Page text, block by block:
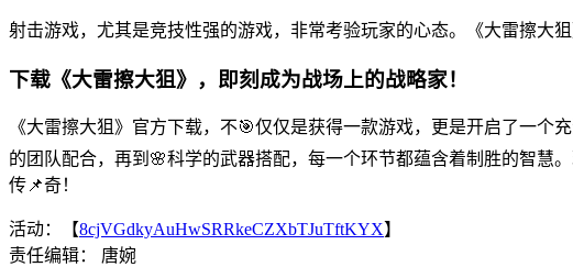
射击游戏，尤其是竞技性强的游戏，非常考验玩家的心态。《大雷擦大
下载《大雷擦大狙》，即刻成为战场上的战略家！
《大雷擦大狙》官方下载，不🎯仅仅是获得一款游戏，更是开启了一
的团队配合，再到🌸科学的武器搭配，每一个环节都蕴含着制胜的智慧
传📌奇！
活动：【8cjVGdkyAuHwSRRkeCZXbTJuTftKYX】
责任编辑： 唐婉